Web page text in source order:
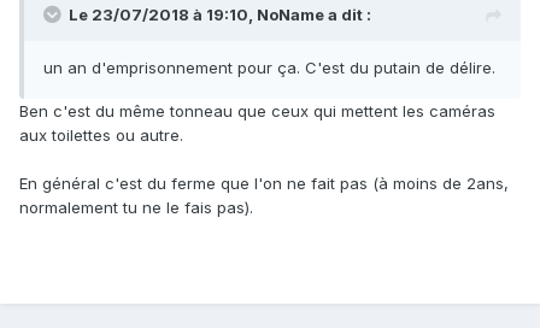
Le 23/07/2018 à 19:10, NoNamea dit :
un an d'emprisonnement pour ça. C'est du putain de délire.
Ben c'est du même tonneau que ceux qui mettent les caméras
aux toilettes ou autre.
En général c'est du ferme que l'on ne fait pas (à moins de 2ans,
normalement tu ne le fais pas).